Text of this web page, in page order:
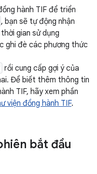
hành TIF để triển
, bạn sẽ tự động nhận
gian sử dụng
ghi đè các phương thức
rồi cung cấp gợi ý của
Để biết thêm thông tin
TIF, hãy xem phần
viện đồng hành TIF.
bắt đầu